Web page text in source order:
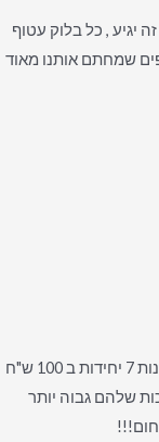
יגיע , כל בלוק עטוף
100 ש"ח , אתם אלופים שמחתם אותנו מאוד
אני רוצה להגיד פשוט ואוו!! לא להאמין שאפשר לקנות 7 יחידות ב 100 ש"ח
שח ליחידה והאיכות שלהם גבוה יותר